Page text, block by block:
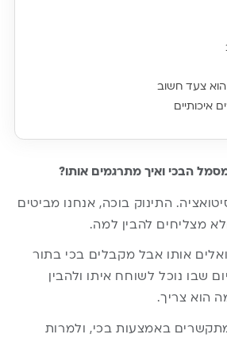
הוא צעד חשוב
איכותיים
הבכי ואיך מתרגמים אותו?
התינוק בוכה, אנחנו מביטים
מצליחים להבין למה.
אותו אבל מקבלים בכי בתור
שבו נוכל לשוחח איתו ולהבין
הוא צריך.
באמצעות בכי, ולמרות